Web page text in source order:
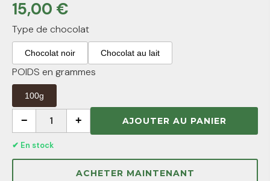
15,00 €
Type de chocolat
Chocolat noir Chocolat au lait
POIDS en grammes
100g
− 1 + AJOUTER AU PANIER
✔ En stock
ACHETER MAINTENANT